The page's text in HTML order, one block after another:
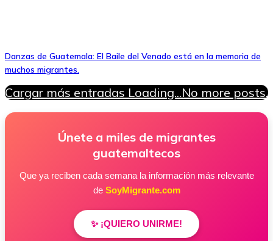
Danzas de Guatemala: El Baile del Venado está en la memoria de
muchos migrantes.
Cargar más entradas Loading...No more posts.
Únete a miles de migrantes
guatemaltecos
Que ya reciben cada semana la información más relevante
de SoyMigrante.com
✨ ¡QUIERO UNIRME!